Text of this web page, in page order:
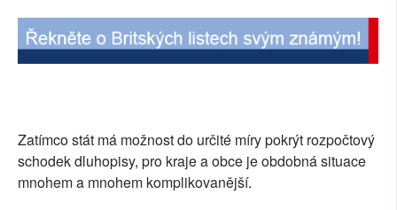
Zatímco stát má možnost do určité míry pokrýt rozpočtový
schodek dluhopisy, pro kraje a obce je obdobná situace
mnohem a mnohem komplikovanější.